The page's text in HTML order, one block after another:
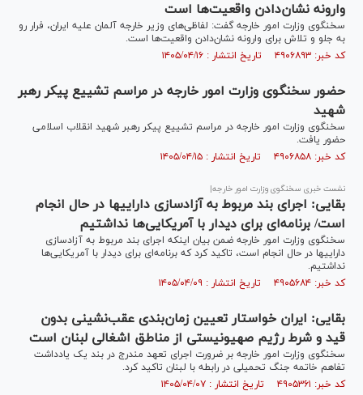
وارونه نشان‌دادن واقعیت‌ها است
سخنگوی وزارت امور خارجه گفت: لفاظی‌های وزیر خارجه آلمان علیه ایران، فرار رو
به جلو و تلاش برای وارونه نشان‌دادن واقعیت‌ها است.
کد خبر: ۴۹۰۶۸۹۳ تاریخ انتشار : ۱۴۰۵/۰۴/۱۶
حضور سخنگوی وزارت امور خارجه در مراسم تشییع پیکر رهبر
شهید
سخنگوی وزارت امور خارجه در مراسم تشییع پیکر رهبر شهید انقلاب اسلامی
حضور یافت.
کد خبر: ۴۹۰۶۸۵۸ تاریخ انتشار : ۱۴۰۵/۰۴/۱۵
نشست خبری سخنگوی وزارت امور خارجه|
بقایی: اجرای بند مربوط به آزادسازی دارایی‎ها در حال انجام
است/ برنامه‌ای برای دیدار با آمریکایی‌ها نداشتیم
سخنگوی وزارت امور خارجه ضمن بیان اینکه اجرای بند مربوط به آزادسازی
دارایی‎ها در حال انجام است، تاکید کرد که برنامه‌ای برای دیدار با آمریکایی‌ها
نداشتیم.
کد خبر: ۴۹۰۵۶۸۴ تاریخ انتشار : ۱۴۰۵/۰۴/۰۹
بقایی: ایران خواستار تعیین زمان‌بندی عقب‌نشینی بدون
قید و شرط رژیم صهیونیستی از مناطق اشغالی لبنان است
سخنگوی وزارت امور خارجه بر ضرورت اجرای تعهد مندرج در بند یک یادداشت
تفاهم خاتمه جنگ تحمیلی در رابطه با لبنان تاکید کرد.
کد خبر: ۴۹۰۵۳۶۱ تاریخ انتشار : ۱۴۰۵/۰۴/۰۷